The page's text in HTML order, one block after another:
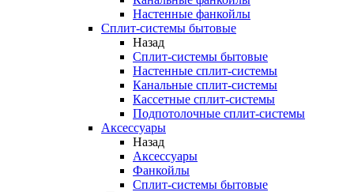
Настенные фанкойлы
Сплит-системы бытовые
Назад
Сплит-системы бытовые
Настенные сплит-системы
Канальные сплит-системы
Кассетные сплит-системы
Подпотолочные сплит-системы
Аксессуары
Назад
Аксессуары
Фанкойлы
Сплит-системы бытовые